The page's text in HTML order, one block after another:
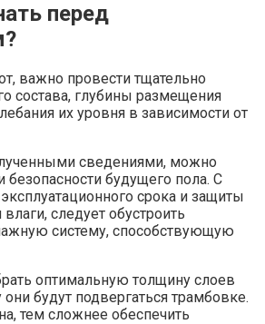
перед
важно провести тщательно
состава, глубины размещения
их уровня в зависимости от
сведениями, можно
безопасности будущего пола. С
срока и защиты
влаги, следует обустроить
систему, способствующую
оптимальную толщину слоев
будут подвергаться трамбовке.
тем сложнее обеспечить